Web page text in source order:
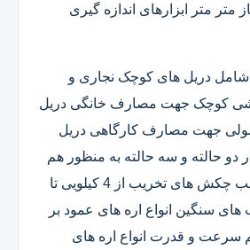
متر متر ابزارهای اندازه گیری
شامل دریل های کوچک نجاری و
کوچک جهت مصارف خانگی دریل
جهت مصارف کارگاهی دریل
دو حالته و سه حالته به منظور هم
سوراخکاری و هم تخریب چکش های تخریب از 4 کیلویی تا
های سنگین انواع اره های عمود بر
سرعت و قدرت انواع اره های